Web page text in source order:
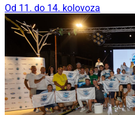
Od 11. do 14. kolovoza